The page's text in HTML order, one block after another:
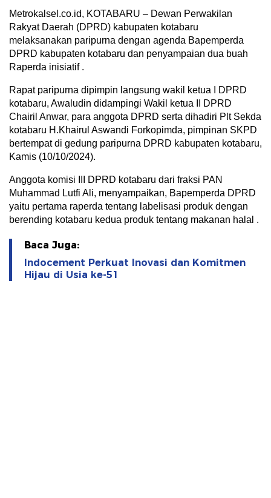
Metrokalsel.co.id, KOTABARU – Dewan Perwakilan
Rakyat Daerah (DPRD) kabupaten kotabaru
melaksanakan paripurna dengan agenda Bapemperda
DPRD kabupaten kotabaru dan penyampaian dua buah
Raperda inisiatif .
Rapat paripurna dipimpin langsung wakil ketua I DPRD
kotabaru, Awaludin didampingi Wakil ketua II DPRD
Chairil Anwar, para anggota DPRD serta dihadiri Plt Sekda
kotabaru H.Khairul Aswandi Forkopimda, pimpinan SKPD
bertempat di gedung paripurna DPRD kabupaten kotabaru,
Kamis (10/10/2024).
Anggota komisi III DPRD kotabaru dari fraksi PAN
Muhammad Lutfi Ali, menyampaikan, Bapemperda DPRD
yaitu pertama raperda tentang labelisasi produk dengan
berending kotabaru kedua produk tentang makanan halal .
Baca Juga:
Indocement Perkuat Inovasi dan Komitmen
Hijau di Usia ke-51